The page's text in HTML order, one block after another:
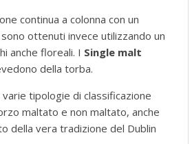
continua a colonna con un
sono ottenuti invece utilizzando un
anche floreali. I Single malt
della torba.
tipologie di classificazione
maltato e non maltato, anche
della vera tradizione del Dublin